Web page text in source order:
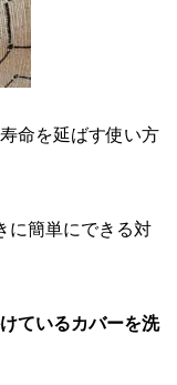
命を延ばす使い方
に簡単にできる対
ているカバーを洗